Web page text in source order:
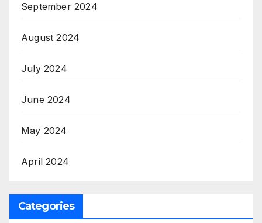
September 2024
August 2024
July 2024
June 2024
May 2024
April 2024
Categories